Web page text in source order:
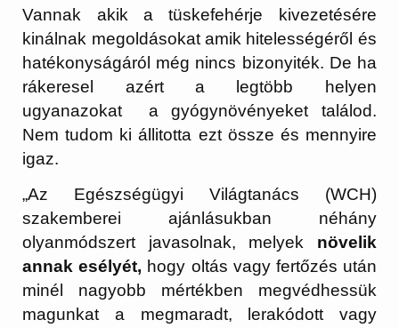
Vannak akik a tüskefehérje kivezetésére
kinálnak megoldásokat amik hitelességéről és
hatékonyságáról még nincs bizonyiték. De ha
rákeresel azért a legtöbb helyen
ugyanazokat a gyógynövényeket találod.
Nem tudom ki állitotta ezt össze és mennyire
igaz.
„Az Egészségügyi Világtanács (WCH)
szakemberei ajánlásukban néhány
olyanmódszert javasolnak, melyek növelik
annak esélyét, hogy oltás vagy fertőzés után
minél nagyobb mértékben megvédhessük
magunkat a megmaradt, lerakódott vagy